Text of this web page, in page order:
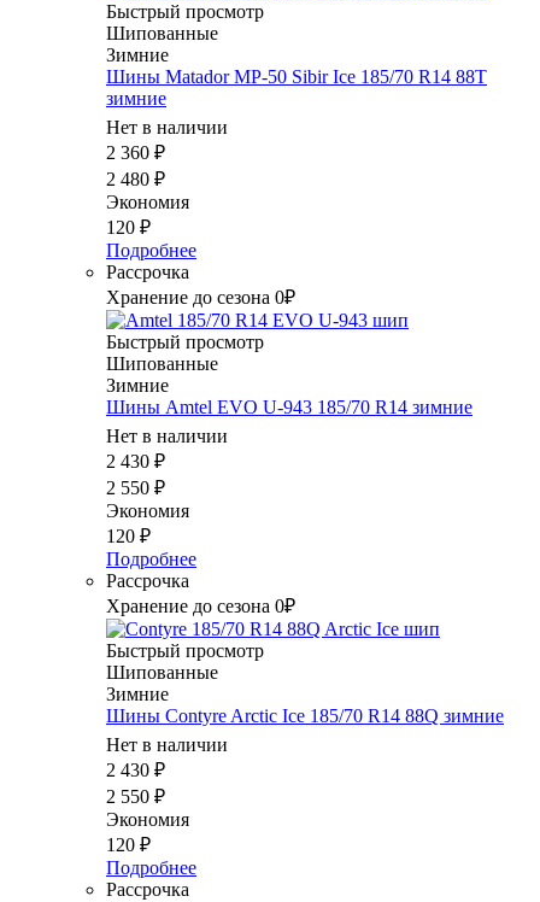
Быстрый просмотр
Шипованные
Зимние
Шины Matador MP-50 Sibir Ice 185/70 R14 88T
зимние
Нет в наличии
2 360 ₽
2 480 ₽
Экономия
120 ₽
Подробнее
Рассрочка
Хранение до сезона 0₽
Быстрый просмотр
Шипованные
Зимние
Шины Amtel EVO U-943 185/70 R14 зимние
Нет в наличии
2 430 ₽
2 550 ₽
Экономия
120 ₽
Подробнее
Рассрочка
Хранение до сезона 0₽
Быстрый просмотр
Шипованные
Зимние
Шины Contyre Arctic Ice 185/70 R14 88Q зимние
Нет в наличии
2 430 ₽
2 550 ₽
Экономия
120 ₽
Подробнее
Рассрочка